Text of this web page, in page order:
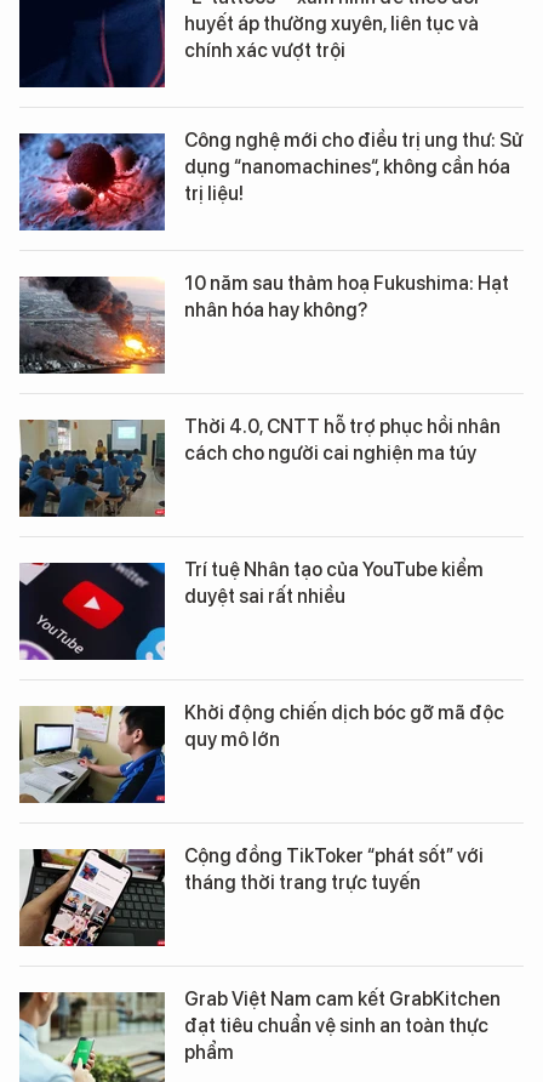
huyết áp thường xuyên, liên tục và
chính xác vượt trội
Công nghệ mới cho điều trị ung thư: Sử
dụng “nanomachines“, không cần hóa
trị liệu!
10 năm sau thảm hoạ Fukushima: Hạt
nhân hóa hay không?
Thời 4.0, CNTT hỗ trợ phục hồi nhân
cách cho người cai nghiện ma túy
Trí tuệ Nhân tạo của YouTube kiểm
duyệt sai rất nhiều
Khởi động chiến dịch bóc gỡ mã độc
quy mô lớn
Cộng đồng TikToker “phát sốt” với
tháng thời trang trực tuyến
Grab Việt Nam cam kết GrabKitchen
đạt tiêu chuẩn vệ sinh an toàn thực
phẩm